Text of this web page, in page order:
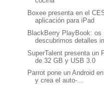
Boxee presenta en el
aplicación para iPad
BlackBerry PlayBook: os
descubrimos detalles
SuperTalent presenta un
de 32 GB y USB 3.0
Parrot pone un Android
y crea el auto-...